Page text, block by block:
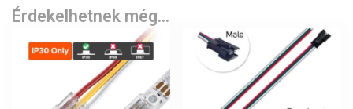
Érdekelhetnek még…